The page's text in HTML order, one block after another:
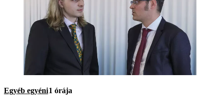
Egyéb egyéni1 órája